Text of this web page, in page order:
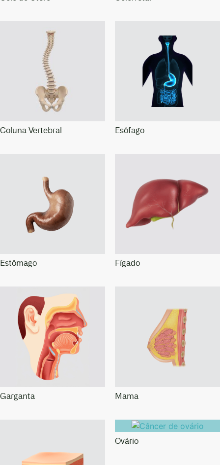
Coluna Vertebral Esôfago
Estômago Fígado
Garganta Mama
Ovário